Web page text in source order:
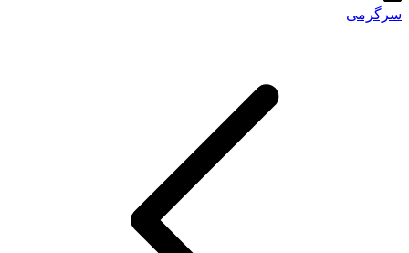
سرگرمی